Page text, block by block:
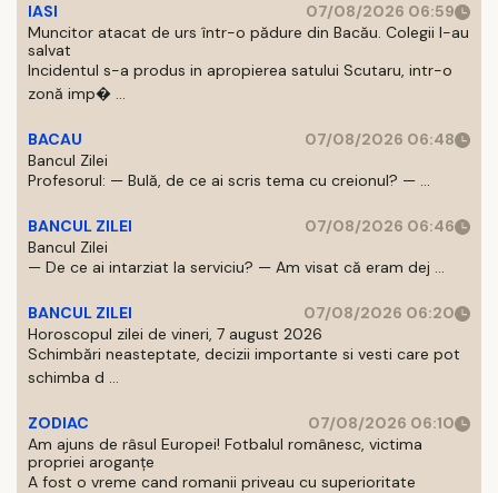
IASI
07/08/2026 06:59
Muncitor atacat de urs într-o pădure din Bacău. Colegii l-au
salvat
Incidentul s-a produs in apropierea satului Scutaru, intr-o
zonă imp� ...
BACAU
07/08/2026 06:48
Bancul Zilei
Profesorul: — Bulă, de ce ai scris tema cu creionul? — ...
BANCUL ZILEI
07/08/2026 06:46
Bancul Zilei
— De ce ai intarziat la serviciu? — Am visat că eram dej ...
BANCUL ZILEI
07/08/2026 06:20
Horoscopul zilei de vineri, 7 august 2026
Schimbări neasteptate, decizii importante si vesti care pot
schimba d ...
ZODIAC
07/08/2026 06:10
Am ajuns de râsul Europei! Fotbalul românesc, victima
propriei aroganțe
A fost o vreme cand romanii priveau cu superioritate